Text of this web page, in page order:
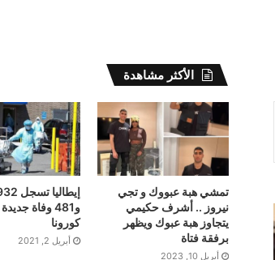
الأكثر مشاهدة
تمشي هبة عبووك و تجي
نيروز .. أشرف حكيمي
يتجاوز هبة عبوك ويظهر
برفقة فتاة
أبريل 10, 2023
و481 وفاة
كورونا
أبريل 2, 2021